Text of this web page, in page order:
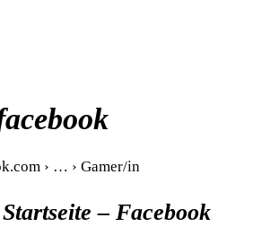
› … › Gamer/in
– Facebook